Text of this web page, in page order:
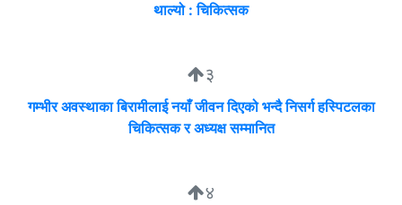
थाल्यो : चिकित्सक
३
गम्भीर अवस्थाका बिरामीलाई नयाँ जीवन दिएको भन्दै निसर्ग हस्पिटलका
चिकित्सक र अध्यक्ष सम्मानित
४